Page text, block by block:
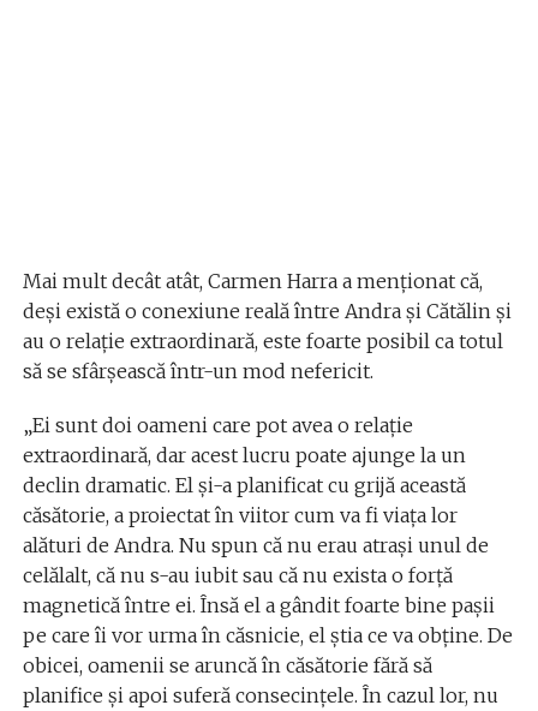
Mai mult decât atât, Carmen Harra a menționat că,
deși există o conexiune reală între Andra și Cătălin și
au o relație extraordinară, este foarte posibil ca totul
să se sfârșească într-un mod nefericit.
„Ei sunt doi oameni care pot avea o relație
extraordinară, dar acest lucru poate ajunge la un
declin dramatic. El și-a planificat cu grijă această
căsătorie, a proiectat în viitor cum va fi viața lor
alături de Andra. Nu spun că nu erau atrași unul de
celălalt, că nu s-au iubit sau că nu exista o forță
magnetică între ei. Însă el a gândit foarte bine pașii
pe care îi vor urma în căsnicie, el știa ce va obține. De
obicei, oamenii se aruncă în căsătorie fără să
planifice și apoi suferă consecințele. În cazul lor, nu